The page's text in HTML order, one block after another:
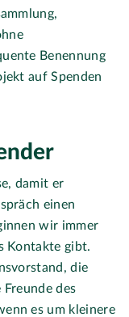
Benennung
auf Spenden
damit er
einen
wir immer
Kontakte gibt.
die
des
es um kleinere